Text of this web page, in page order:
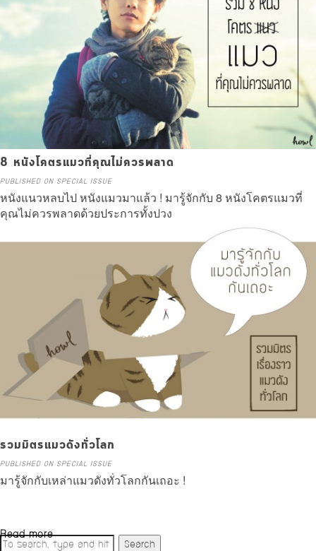
8 หนังโคตรแมวที่คุณไม่ควรพลาด
PUBLISHED ON SPECIAL ISSUE
หนังแนวหลบไป หนังแมวมาแล้ว ! มารู้จักกับ 8 หนังโคตรแมวที่
คุณไม่ควรพลาดด้วยประการทั้งปวง
รวมมิตรแมวดังทั่วโลก
PUBLISHED ON SPECIAL ISSUE
มารู้จักกับเหล่าแมวดังทั่วโลกกันเถอะ !
Read more
Search